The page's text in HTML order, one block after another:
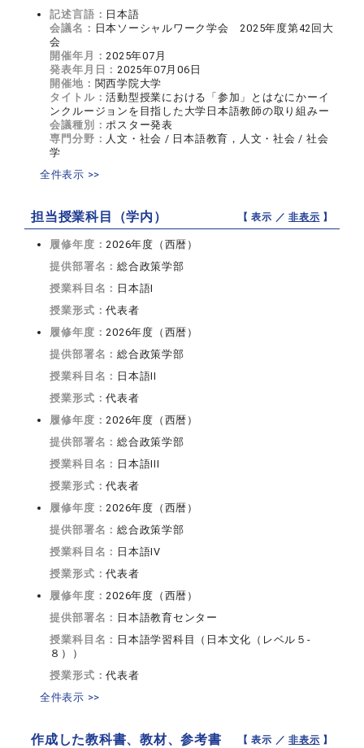
記述言語： 日本語
会議名： 日本ソーシャルワーク学会 2025年度第42回大
会
開催年月：2025年07月
発表年月日：2025年07月06日
開催地： 関西学院大学
タイトル：活動型授業における「参加」とはなにかーイ
ンクルージョンを目指した大学日本語教師の取り組みー
会議種別：ポスター発表
専門分野： 人文・社会 / 日本語教育，人文・社会 / 社会
学
全件表示 >>
担当授業科目（学内） 【 表示 ／非表示 】
履修年度：2026年度（西暦）
提供部署名：総合政策学部
授業科目名： 日本語I
授業形式：代表者
履修年度：2026年度（西暦）
提供部署名：総合政策学部
授業科目名： 日本語II
授業形式：代表者
履修年度：2026年度（西暦）
提供部署名：総合政策学部
授業科目名： 日本語III
授業形式：代表者
履修年度：2026年度（西暦）
提供部署名：総合政策学部
授業科目名： 日本語IV
授業形式：代表者
履修年度：2026年度（西暦）
提供部署名： 日本語教育センター
授業科目名： 日本語学習科目（日本文化（レベル５-
８））
授業形式：代表者
全件表示 >>
作成した教科書、教材、参考書 【 表示 ／非表示 】